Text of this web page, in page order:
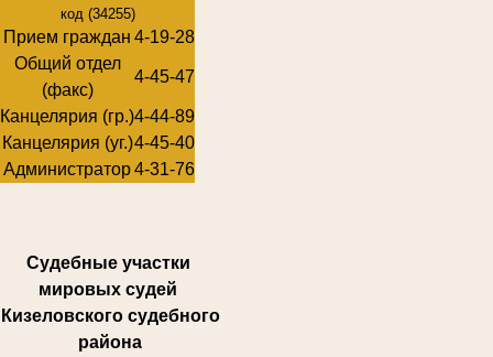
код (34255)
Прием граждан 4-19-28
Общий отдел
(факс)
4-45-47
Канцелярия (гр.)4-44-89
Канцелярия (уг.)4-45-40
Администратор4-31-76
Судебные участки
мировых судей
Кизеловского судебного
района